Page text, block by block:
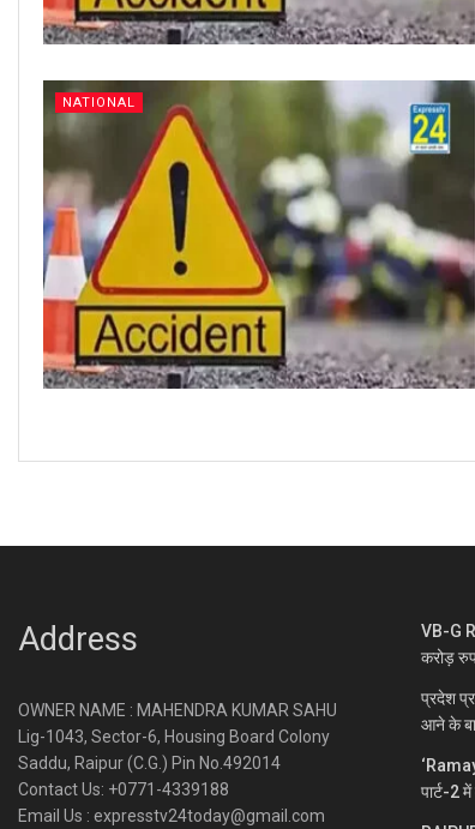
NATIONAL
Address
OWNER NAME : MAHENDRA KUMAR SAHU
Lig-1043, Sector-6, Housing Board Colony
Saddu, Raipur (C.G.) Pin No.492014
Contact Us: +0771-4339188
Email Us : expresstv24today@gmail.com
VB-G
करोड़
प्रदेश
आने के
पार्ट-2